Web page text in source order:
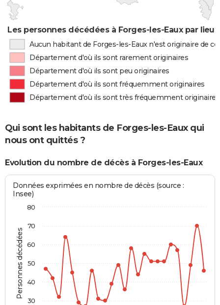
Les personnes décédées à Forges-les-Eaux par lieu
Aucun habitant de Forges-les-Eaux n'est originaire de
Département d'où ils sont rarement originaires
Département d'où ils sont peu originaires
Département d'où ils sont fréquemment originaires
Département d'où ils sont très fréquemment originaires
Qui sont les habitants de Forges-les-Eaux qui
nous ont quittés ?
Evolution du nombre de décès à Forges-les-Eaux
Personnes décédées
Données exprimées en nombre de décès (source :
Insee)
30
40
50
60
70
80